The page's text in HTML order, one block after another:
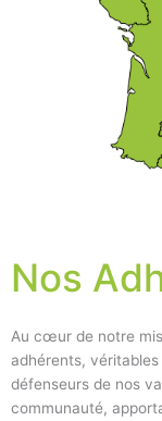
Nos
Au cœur de notre
adhérents,
défenseurs de nos
communauté,